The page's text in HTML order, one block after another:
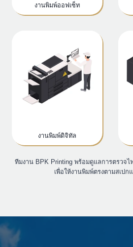
งานพิมพ์ออฟเซ็ท
งานพิมพ์ดิจิทัล
ทีมงาน BPK Printing พร้อมดูแลการตรวจ
เพื่อให้งานพิมพ์ตรงตามสเปก